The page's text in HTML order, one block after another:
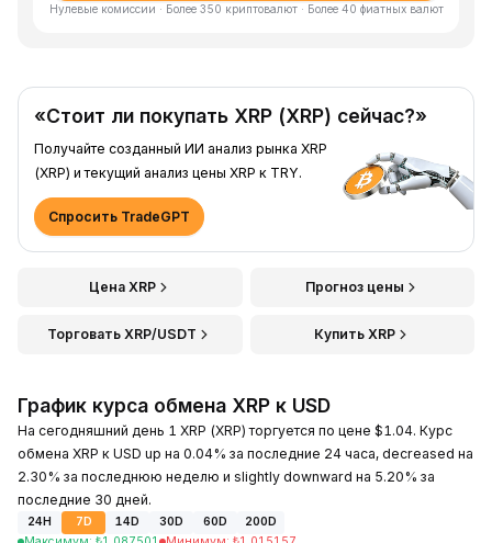
Нулевые комиссии · Более 350 криптовалют · Более 40 фиатных валют
«Стоит ли покупать XRP (XRP) сейчас?»
Получайте созданный ИИ анализ рынка XRP
(XRP) и текущий анализ цены XRP к TRY.
Спросить TradeGPT
Цена XRP Прогноз цены
Торговать XRP/USDT Купить XRP
График курса обмена XRP к USD
На сегодняшний день 1 XRP (XRP) торгуется по цене $1.04. Курс
обмена XRP к USD up на 0.04% за последние 24 часа, decreased на
2.30% за последнюю неделю и slightly downward на 5.20% за
последние 30 дней.
24H 7D 14D 30D 60D
200D